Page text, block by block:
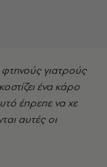
γιατρούς
ένα κάρο
έπρεπε να χε
αυτές οι